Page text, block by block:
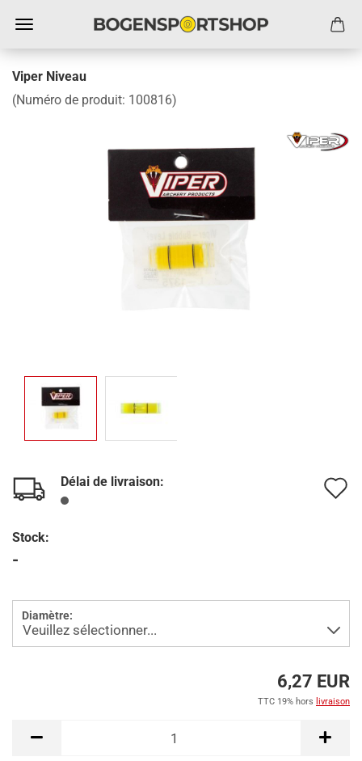
Viper Niveau
(Numéro de produit: 100816)
Délai de livraison:
Stock:
-
Diamètre:
6,27 EUR
TTC 19% hors livraison